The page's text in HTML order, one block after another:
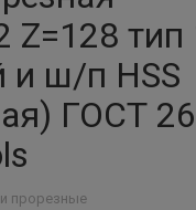
Z=128 тип
и ш/п HSS
ГОСТ
прорезные